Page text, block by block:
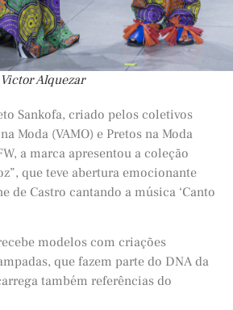
Victor Alquezar
Sankofa, criado pelos coletivos
Moda (VAMO) e Pretos na Moda
a marca apresentou a coleção
que teve abertura emocionante
de Castro cantando a música ‘Canto
modelos com criações
que fazem parte do DNA da
também referências do